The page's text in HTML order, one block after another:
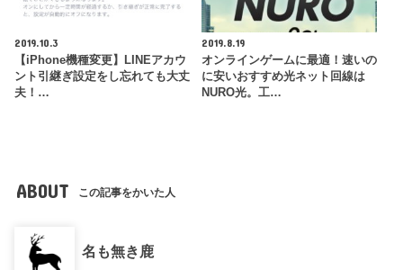
2019.10.3
【iPhone機種変更】LINEアカウ
ント引継ぎ設定をし忘れても大丈
夫！…
2019.8.19
オンラインゲームに最適！速いの
に安いおすすめ光ネット回線は
NURO光。工…
ABOUT この記事をかいた人
名も無き鹿